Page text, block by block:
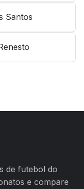
Santos
de futebol do
e compare